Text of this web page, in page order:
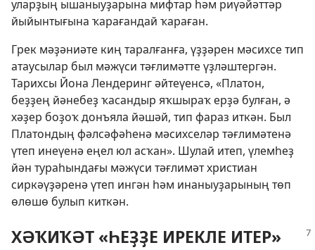
уларҙың ышаныуҙарына мифтар һәм риүәйәттәр
йыйынтығына ҡарағандай ҡараған.
Грек мәҙәниәте киң таралғанға, үҙҙәрен мәсихсе тип
атаусылар был мәжүси тәғлимәтте үҙләштергән.
Тарихсы Йона Лендеринг әйтеүенсә, «Платон,
беҙҙең йәнебеҙ ҡасандыр яҡшыраҡ ерҙә булған, ә
хәҙер боҙоҡ донъяла йәшәй, тип фараз иткән. Был
Платондың фәлсәфәһенә мәсихселәр тәғлимәтенә
үтеп инеүенә еңел юл асҡан». Шулай итеп, үлемһеҙ
йән тураһындағы мәжүси тәғлимәт христиан
сиркәүҙәренә үтеп ингән һәм инаныуҙарының төп
өлөшө булып киткән.
ХӘҠИҠӘТ «ҺЕҘҘЕ ИРЕКЛЕ ИТЕР»